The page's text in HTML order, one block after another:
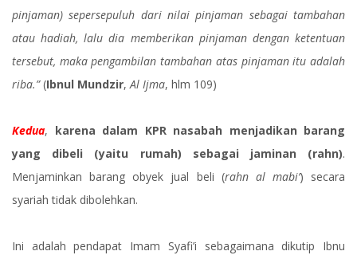
pinjaman) sepersepuluh dari nilai pinjaman sebagai tambahan
atau hadiah, lalu dia memberikan pinjaman dengan ketentuan
tersebut, maka pengambilan tambahan atas pinjaman itu adalah
riba.”(Ibnul Mundzir,Al Ijma, hlm 109)
Kedua, karena dalam KPR nasabah menjadikan barang
yang dibeli (yaitu rumah) sebagai jaminan (rahn).
Menjaminkan barang obyek jual beli (rahn al mabi’) secara
syariah tidak dibolehkan.
Ini adalah pendapat Imam Syafi’i sebagaimana dikutip Ibnu